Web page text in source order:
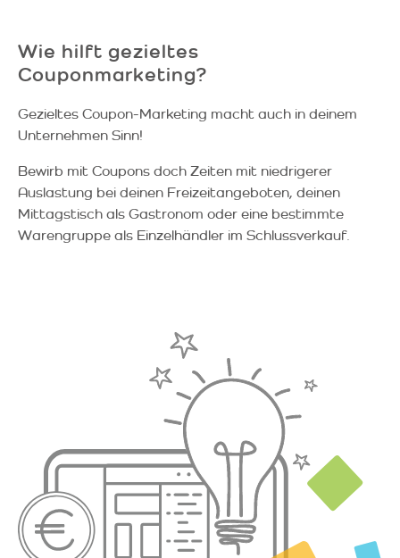
Wie hilft gezieltes
Couponmarketing?
Gezieltes Coupon-Marketing macht auch in deinem
Unternehmen Sinn!
Bewirb mit Coupons doch Zeiten mit niedrigerer
Auslastung bei deinen Freizeitangeboten, deinen
Mittagstisch als Gastronom oder eine bestimmte
Warengruppe als Einzelhändler im Schlussverkauf.